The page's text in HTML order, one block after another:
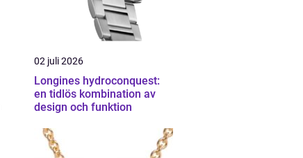
02 juli 2026
Longines hydroconquest:
en tidlös kombination av
design och funktion